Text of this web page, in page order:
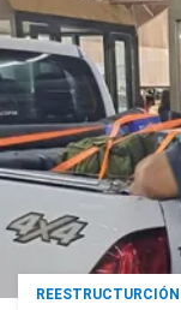
REESTRUCTURCIÓN